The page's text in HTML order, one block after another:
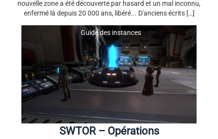
nouvelle zone a été découverte par hasard et un mal inconnu,
enfermé là depuis 20 000 ans, libéré... D'anciens écrits […]
Guide des instances
SWTOR – Opérations